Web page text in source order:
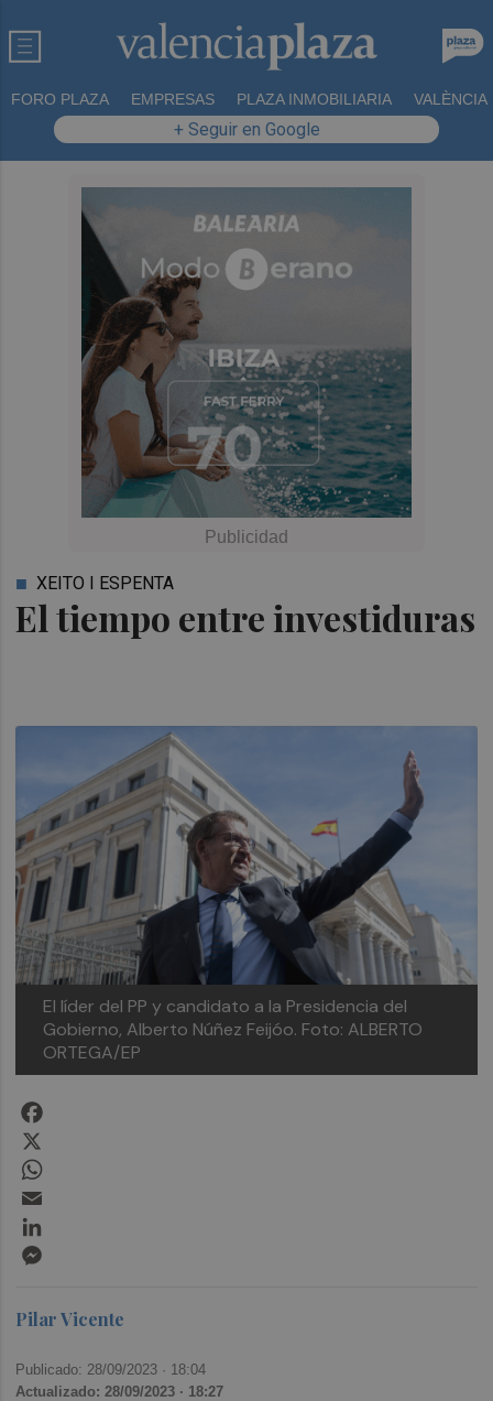
FORO PLAZA EMPRESAS PLAZA INMOBILIARIA VALÈNCIA
+ Seguir en Google
El tiempo entre investiduras
XEITO I ESPENTA
El líder del PP y candidato a la Presidencia del
Gobierno, Alberto Núñez Feijóo. Foto: ALBERTO
ORTEGA/EP
Pilar Vicente
Publicado: 28/09/2023 · 18:04
Actualizado: 28/09/2023 · 18:27